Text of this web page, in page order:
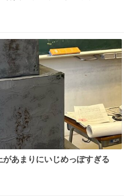
あまりにいじめっぽすぎる